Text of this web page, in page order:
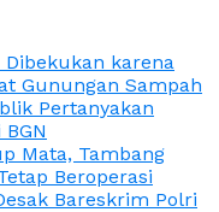
Dibekukan karena
Gunungan Sampah
Pertanyakan
Mata, Tambang
Beroperasi
Bareskrim Polri